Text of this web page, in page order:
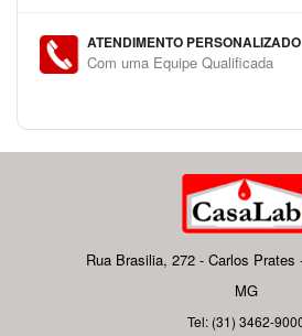
ATENDIMENTO PERSONALIZADO
Com uma Equipe Qualificada
Rua Brasilia, 272 - Carlos Prates
MG
Tel: (31) 3462-